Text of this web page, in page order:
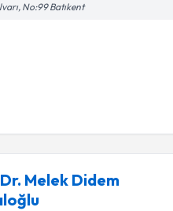
No:99 Batıkent
Melek Didem